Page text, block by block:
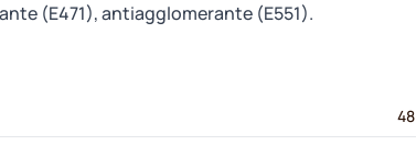
(E471), antiagglomerante (E551).
48